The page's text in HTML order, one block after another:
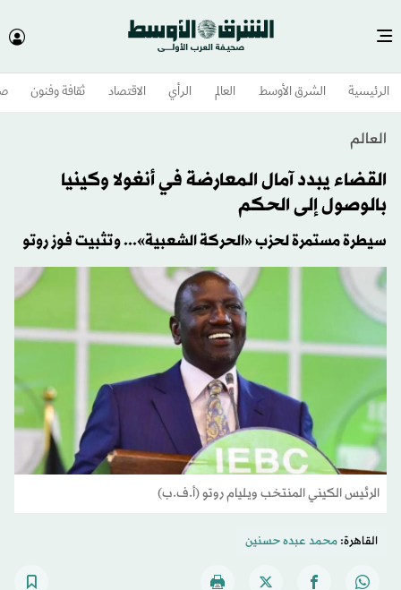
الرئيسية الشرق الأوسط​ العالم الرأي الاقتصاد ثقافة وفنون
العالم
القضاء يبدد آمال المعارضة في أنغولا وكينيا
بالوصول إلى الحكم
سيطرة مستمرة لحزب «الحركة الشعبية»... وتثبيت فوز روتو
الرئيس الكيني المنتخب ويليام روتو (أ.ف.ب)
القاهرة:محمد عبده حسنين